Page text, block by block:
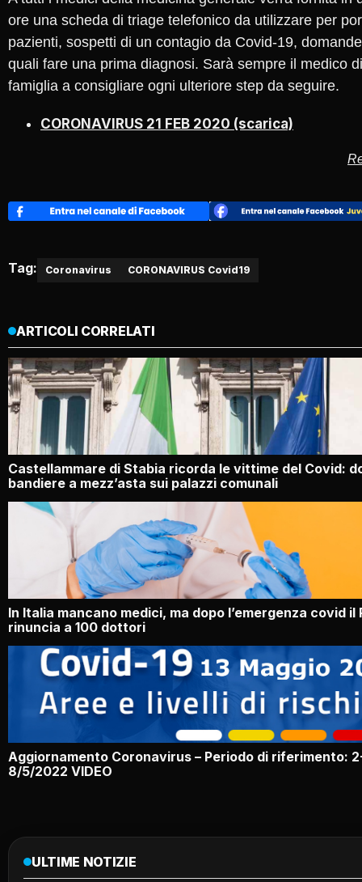
ore una scheda di triage telefonico da utilizzare per
pazienti, sospetti di un contagio da Covid-19,
quali fare una prima diagnosi. Sarà sempre il medico di
famiglia a consigliare ogni ulteriore step da seguire.
CORONAVIRUS 21 FEB 2020 (scarica)
Tag: Coronavirus CORONAVIRUS Covid19
ARTICOLI CORRELATI
Castellammare di Stabia ricorda le vittime del Covid:
bandiere a mezz’asta sui palazzi comunali
In Italia mancano medici, ma dopo l’emergenza covid il
rinuncia a 100 dottori
Aggiornamento Coronavirus – Periodo di riferimento:
8/5/2022 VIDEO
ULTIME NOTIZIE